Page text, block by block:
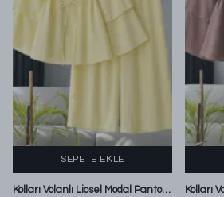
SEPETE EKLE
Kolları Volanlı Liosel Modal Pantolonlu Takım Sarı